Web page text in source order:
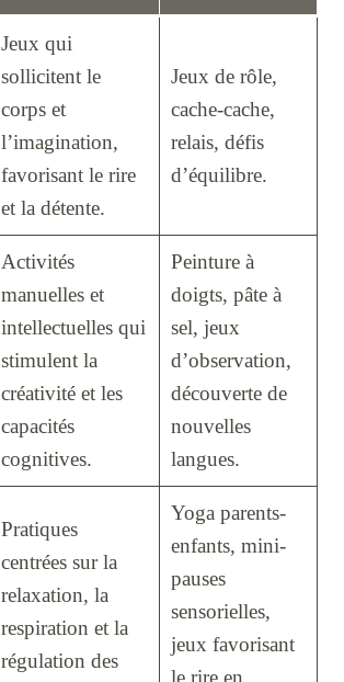
Jeux qui
sollicitent le
corps et
l’imagination,
favorisant le rire
et la détente.
Jeux de rôle,
cache-cache,
relais, défis
d’équilibre.
Activités
manuelles et
intellectuelles qui
stimulent la
créativité et les
capacités
cognitives.
Peinture à
doigts, pâte à
sel, jeux
d’observation,
découverte de
nouvelles
langues.
Pratiques
centrées sur la
relaxation, la
respiration et la
régulation des
Yoga parents-
enfants, mini-
pauses
sensorielles,
jeux favorisant
le rire en